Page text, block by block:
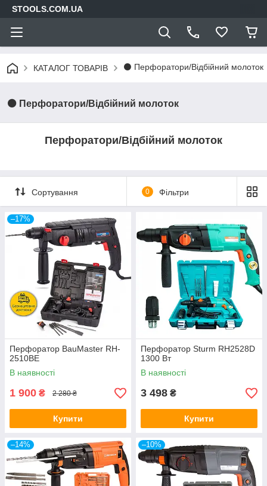
STOOLS.COM.UA
КАТАЛОГ ТОВАРІВ ⚫ Перфоратори/Відбійний молоток
⚫ Перфоратори/Відбійний молоток
Перфоратори/Відбійний молоток
Сортування 0 Фільтри
–17%
Перфоратор BauMaster RH-
2510BE
В наявності
1 900 ₴ 2 280 ₴
Купити
Перфоратор Sturm RH2528D
1300 Вт
В наявності
3 498 ₴
Купити
–14% –10%